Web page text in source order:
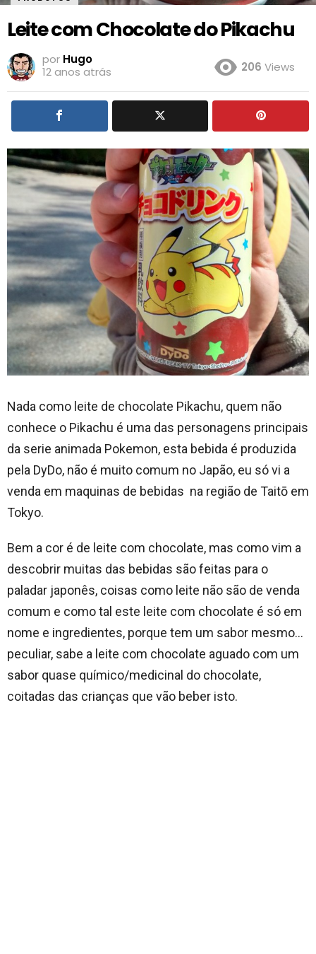
Leite com Chocolate do Pikachu
por Hugo
12 anos atrás
206 Views
Nada como leite de chocolate Pikachu, quem não
conhece o Pikachu é uma das personagens principais
da serie animada Pokemon, esta bebida é produzida
pela DyDo, não é muito comum no Japão, eu só vi a
venda em maquinas de bebidas na região de Taitō em
Tokyo.
Bem a cor é de leite com chocolate, mas como vim a
descobrir muitas das bebidas são feitas para o
paladar japonês, coisas como leite não são de venda
comum e como tal este leite com chocolate é só em
nome e ingredientes, porque tem um sabor mesmo…
peculiar, sabe a leite com chocolate aguado com um
sabor quase químico/medicinal do chocolate,
coitadas das crianças que vão beber isto.